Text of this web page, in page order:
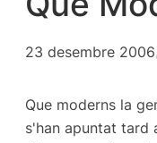
23 desembre 2006
Que moderns la
s'han apuntat tard